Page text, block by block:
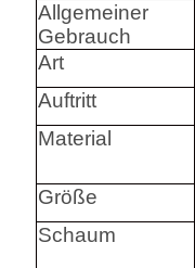
Allgemeiner
Gebrauch
Art
Auftritt
Material
Größe
Schaum